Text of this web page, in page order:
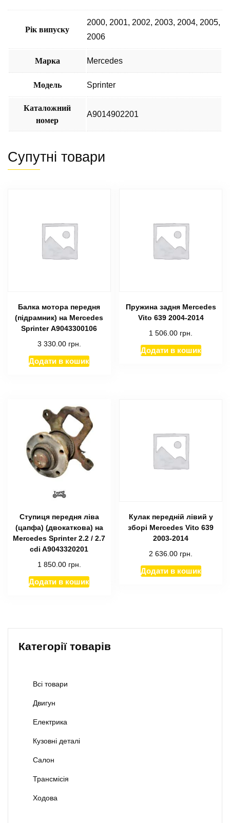
Рік випуску
2000, 2001, 2002, 2003, 2004, 2005,
2006
Марка Mercedes
Модель Sprinter
Каталожний
номер
A9014902201
Супутні товари
Балка мотора передня
(підрамник) на Mercedes
Sprinter А9043300106
3 330.00 грн.
Додати в кошик
Пружина задня Mercedes
Vito 639 2004-2014
1 506.00 грн.
Додати в кошик
Ступиця передня ліва
(цапфа) (двокаткова) на
Mercedes Sprinter 2.2 / 2.7
cdi A9043320201
1 850.00 грн.
Додати в кошик
Кулак передній лівий у
зборі Mercedes Vito 639
2003-2014
2 636.00 грн.
Додати в кошик
Категорії товарів
Всі товари
Двигун
Електрика
Кузовні деталі
Салон
Трансмісія
Ходова